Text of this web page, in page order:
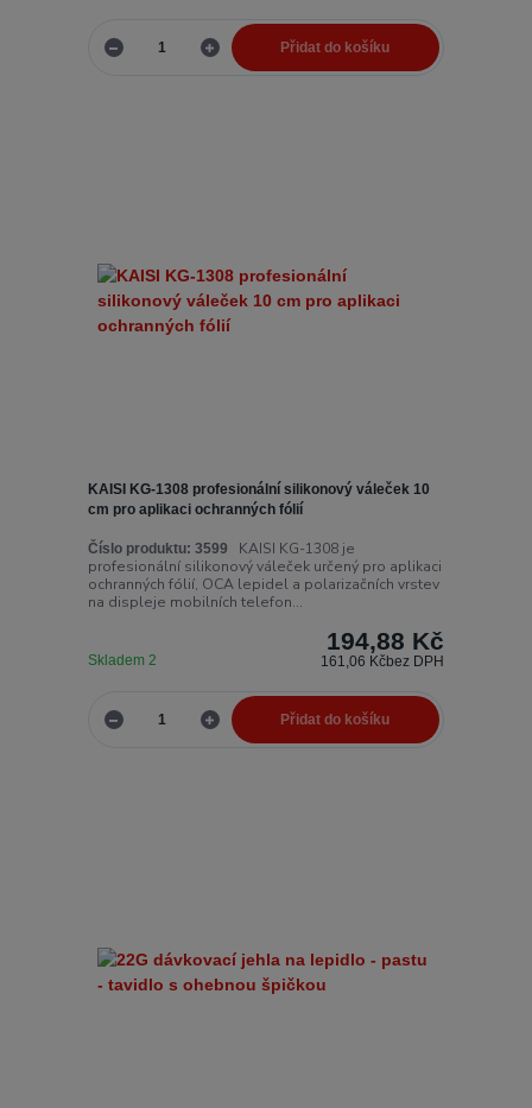
Přidat do košíku
KAISI KG-1308 profesionální silikonový váleček 10
cm pro aplikaci ochranných fólií
Číslo produktu: 3599
KAISI KG-1308 je
profesionální silikonový váleček určený pro aplikaci
ochranných fólií, OCA lepidel a polarizačních vrstev
na displeje mobilních telefon...
194,88 Kč
161,06 Kčbez DPH
Skladem 2
Přidat do košíku